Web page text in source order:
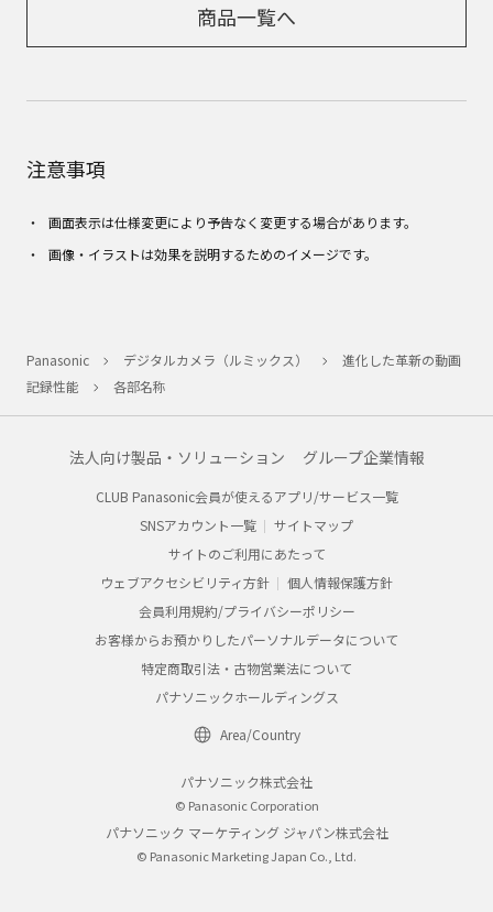
商品一覧へ
注意事項
画面表示は仕様変更により予告なく変更する場合があります。
画像・イラストは効果を説明するためのイメージです。
Panasonic デジタルカメラ（ルミックス）
進化した革新の動画
記録性能
各部名称
法人向け製品・ソリューション グループ企業情報
CLUB Panasonic会員が使えるアプリ/サービス一覧
SNSアカウント一覧
サイトマップ
サイトのご利用にあたって
ウェブアクセシビリティ方針
個人情報保護方針
会員利用規約/プライバシーポリシー
お客様からお預かりしたパーソナルデータについて
特定商取引法・古物営業法について
パナソニックホールディングス
Area/Country
パナソニック株式会社
© Panasonic Corporation
パナソニック マーケティング ジャパン株式会社
© Panasonic Marketing Japan Co., Ltd.